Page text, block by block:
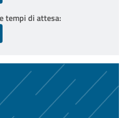
tempi di attesa